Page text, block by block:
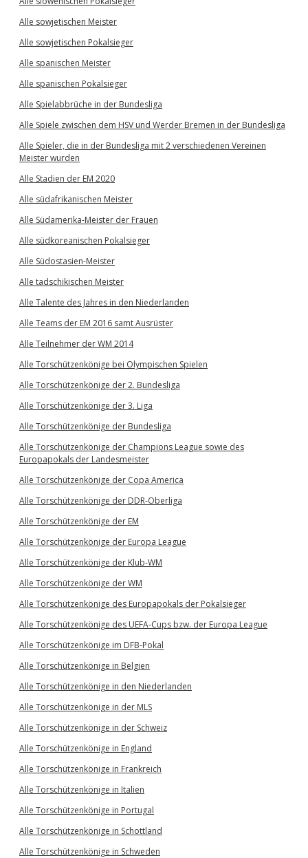
Alle sowjetischen Meister
Alle sowjetischen Pokalsieger
Alle spanischen Meister
Alle spanischen Pokalsieger
Alle Spielabbrüche in der Bundesliga
Alle Spiele zwischen dem HSV und Werder Bremen in der Bundesliga
Alle Spieler, die in der Bundesliga mit 2 verschiedenen Vereinen
Meister wurden
Alle Stadien der EM 2020
Alle südafrikanischen Meister
Alle Südamerika-Meister der Frauen
Alle südkoreanischen Pokalsieger
Alle Südostasien-Meister
Alle tadschikischen Meister
Alle Talente des Jahres in den Niederlanden
Alle Teams der EM 2016 samt Ausrüster
Alle Teilnehmer der WM 2014
Alle Torschützenkönige bei Olympischen Spielen
Alle Torschützenkönige der 2. Bundesliga
Alle Torschützenkönige der 3. Liga
Alle Torschützenkönige der Bundesliga
Alle Torschützenkönige der Champions League sowie des
Europapokals der Landesmeister
Alle Torschützenkönige der Copa America
Alle Torschützenkönige der DDR-Oberliga
Alle Torschützenkönige der EM
Alle Torschützenkönige der Europa League
Alle Torschützenkönige der Klub-WM
Alle Torschützenkönige der WM
Alle Torschützenkönige des Europapokals der Pokalsieger
Alle Torschützenkönige des UEFA-Cups bzw. der Europa League
Alle Torschützenkönige im DFB-Pokal
Alle Torschützenkönige in Belgien
Alle Torschützenkönige in den Niederlanden
Alle Torschützenkönige in der MLS
Alle Torschützenkönige in der Schweiz
Alle Torschützenkönige in England
Alle Torschützenkönige in Frankreich
Alle Torschützenkönige in Italien
Alle Torschützenkönige in Portugal
Alle Torschützenkönige in Schottland
Alle Torschützenkönige in Schweden